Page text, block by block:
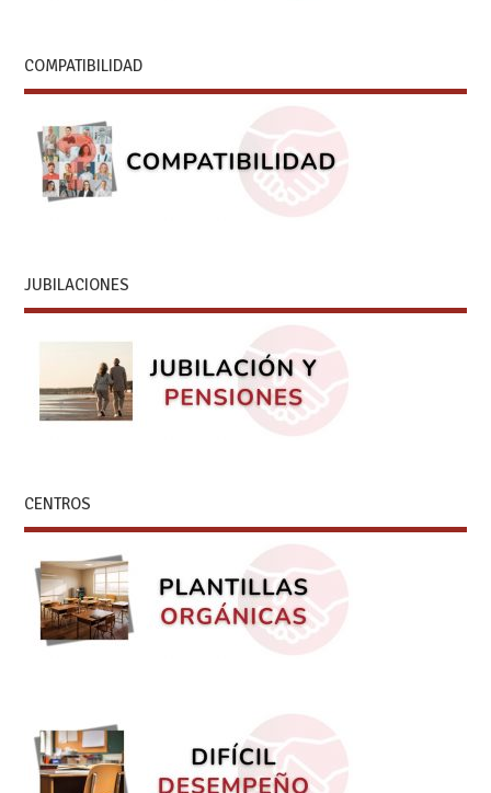
COMPATIBILIDAD
JUBILACIONES
CENTROS